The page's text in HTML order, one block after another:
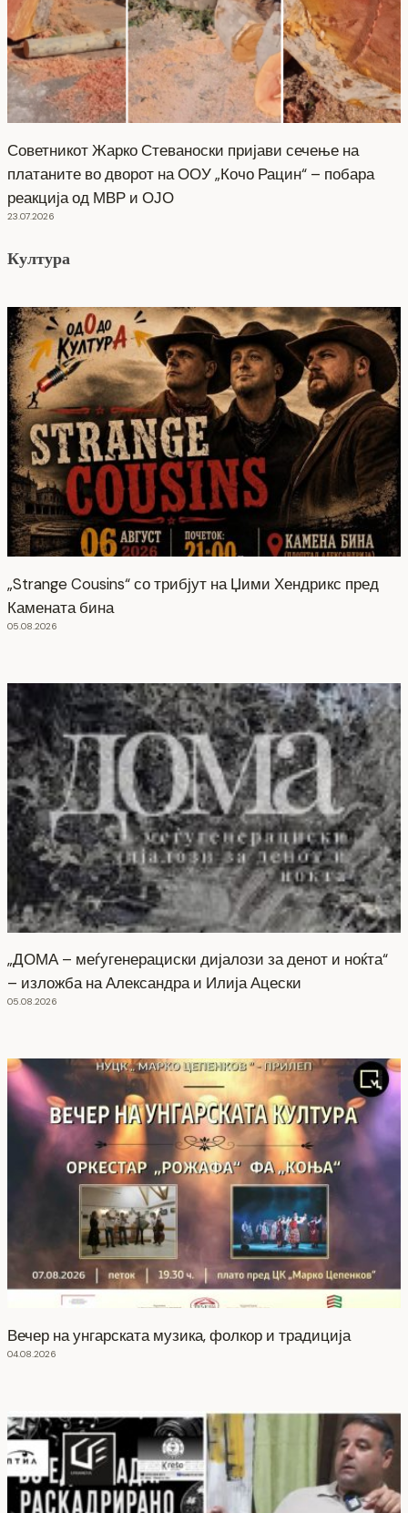
Советникот Жарко Стеваноски пријави сечење на
платаните во дворот на ООУ „Кочо Рацин“ – побара
реакција од МВР и ОЈО
23.07.2026
Култура
„Strange Cousins“ со трибјут на Џими Хендрикс пред
Камената бина
05.08.2026
„ДОМА – меѓугенерациски дијалози за денот и ноќта“
– изложба на Александра и Илија Ацески
05.08.2026
Вечер на унгарската музика, фолкор и традиција
04.08.2026